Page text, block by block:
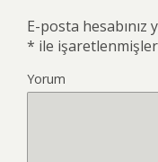
E-posta hesabınız
* ile
Yorum